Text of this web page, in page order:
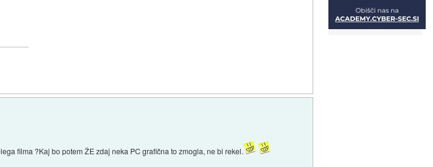
filma ?Kaj bo potem ŽE zdaj neka PC grafična to zmogla, ne bi rekel.